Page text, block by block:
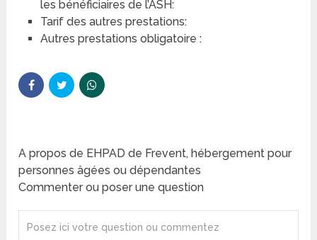
les bénéficiaires de l’ASH:
Tarif des autres prestations:
Autres prestations obligatoire :
A propos de EHPAD de Frevent, hébergement pour
personnes âgées ou dépendantes
Commenter ou poser une question